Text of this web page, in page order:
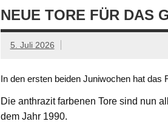
NEUE TORE FÜR DAS
5. Juli 2026
In den ersten beiden Juniwochen hat das
Die anthrazit farbenen Tore sind nun
dem Jahr 1990.